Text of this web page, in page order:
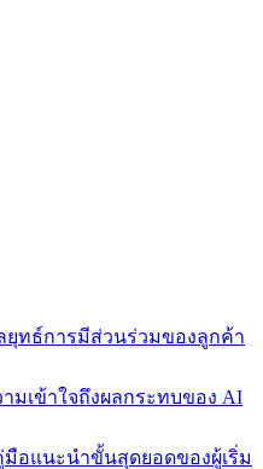
ยุทธ์การมีส่วนร่วมของลูกค้า
มเข้าใจถึงผลกระทบของ AI
อแนะนำขั้นสุดยอดของผู้เริ่ม